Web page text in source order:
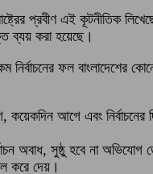
প্রবীণ এই কূটনীতিক
ব্যয় করা হয়েছে।
ফল বাংলাদেশের
কয়েকদিন আগে এবং
অবাধ, সুষ্ঠু হবে না
করে দেয়।